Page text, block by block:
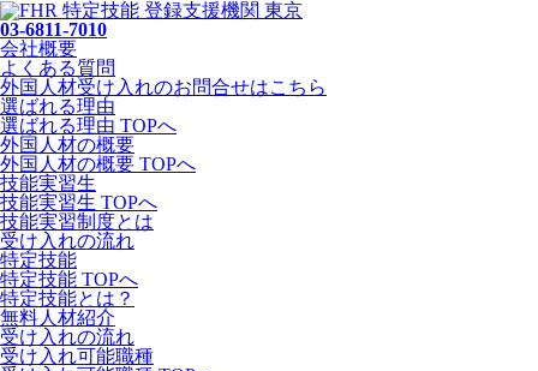
03-6811-7010
会社概要
よくある質問
外国人材受け入れのお問合せはこちら
選ばれる理由
選ばれる理由 TOPへ
外国人材の概要
外国人材の概要 TOPへ
技能実習生
技能実習生 TOPへ
技能実習制度とは
受け入れの流れ
特定技能
特定技能 TOPへ
特定技能とは？
無料人材紹介
受け入れの流れ
受け入れ可能職種